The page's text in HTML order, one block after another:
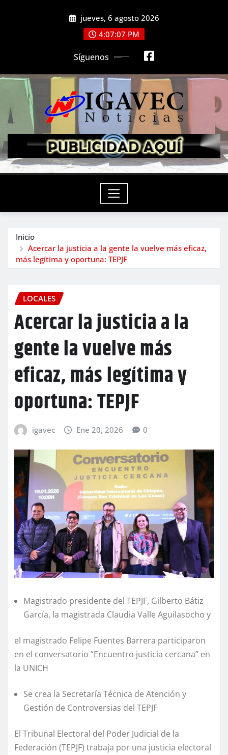
jueves, 6 agosto 2026
4:07:10 PM
Síguenos
Inicio
Acercar la justicia a la gente la vuelve más eficaz,
más legítima y oportuna: TEPJF
LOCALES
Acercar la justicia a la
gente la vuelve más
eficaz, más legítima y
oportuna: TEPJF
igavec Ene 20, 2026 0
Magistrado presidente del TEPJF, Gilberto Bátiz
García, la magistrada Claudia Valle Aguilasocho y
el magistrado Felipe Fuentes Barrera participaron
en el conversatorio “Encuentro justicia cercana” en
la UNICH
Se crea la Secretaría Técnica de Atención y
Gestión de Controversias del TEPJF
El Tribunal Electoral del Poder Judicial de la
Federación (TEPJF) trabaja por una justicia electoral